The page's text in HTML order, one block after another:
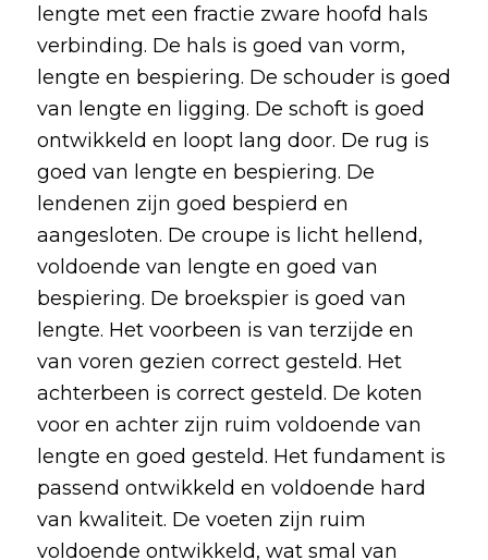
lengte met een fractie zware hoofd hals
verbinding. De hals is goed van vorm,
lengte en bespiering. De schouder is goed
van lengte en ligging. De schoft is goed
ontwikkeld en loopt lang door. De rug is
goed van lengte en bespiering. De
lendenen zijn goed bespierd en
aangesloten. De croupe is licht hellend,
voldoende van lengte en goed van
bespiering. De broekspier is goed van
lengte. Het voorbeen is van terzijde en
van voren gezien correct gesteld. Het
achterbeen is correct gesteld. De koten
voor en achter zijn ruim voldoende van
lengte en goed gesteld. Het fundament is
passend ontwikkeld en voldoende hard
van kwaliteit. De voeten zijn ruim
voldoende ontwikkeld, wat smal van